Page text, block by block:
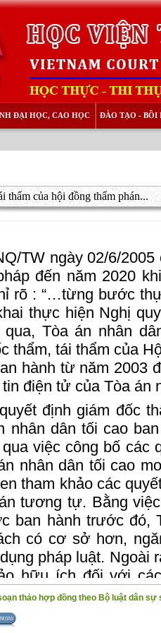
ĐẠI HỌC, CAO HỌC ĐÀO TẠO - BỒI
thẩm của hội đồng thẩm phán...
TW ngày 02/6/
đến năm 2020
rõ : “…từng bước
thực hiện Nghị
Tòa án nhân
thẩm, tái thẩm của
hành từ năm 2003
điện tử của Tòa án
định giám đốc
nhân dân tối cao
việc công bố các
nhân dân tối cao
tham khảo các
tương tự. Bằng
ban hành trước đó,
có cơ sở hơn,
pháp luật. Ngoài
hữu ích đối với
nghiên cứu và
của mình.
thảo hợp đồng theo Bộ luật dân sự